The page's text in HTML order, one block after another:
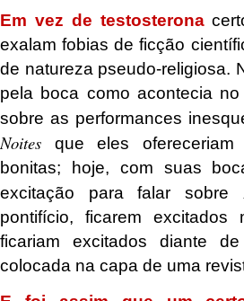
Em vez de testosterona
exalam fobias de ficção
de natureza pseudo-religiosa.
pela boca como acontecia
sobre as performances
Noites que eles ofereceriam
bonitas; hoje, com suas
excitação para falar sobre
pontifício, ficarem
ficariam excitados diante
colocada na capa de uma